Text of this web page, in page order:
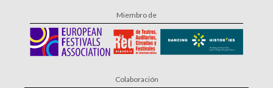
Miembro de
Colaboración